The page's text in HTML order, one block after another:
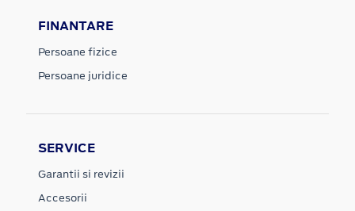
FINANTARE
Persoane fizice
Persoane juridice
SERVICE
Garantii si revizii
Accesorii